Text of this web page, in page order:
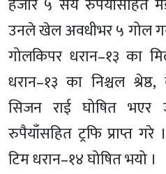
हजार ५ सय रुपैयाँसहित
उनले खेल अवधीभर ५ गोल
गोलकिपर धरान–१३ का
धरान–१३ का निश्चल
सिजन राई घोषित
रुपैयाँसहित ट्रफि प्राप्त
टिम धरान–१४ घोषित भयो ।